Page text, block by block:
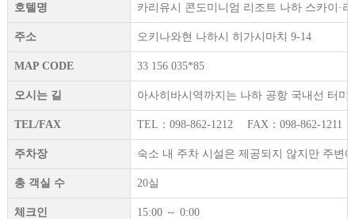
호텔명 카리유시 콘도미니엄 리조트 나하 스카이·
주소 오키나와현 나하시 히가시마치 9-14
MAP CODE 33 156 035*85
오시는 길 아사히바시역까지는 나하 공항 국내선 터
TEL/FAX TEL：098-862-1212 FAX：098-862-1211
주차장 숙소 내 주차 시설은 제공되지 않지만 주변
총 객실 수 20실
체크인 15:00 ～ 0:00